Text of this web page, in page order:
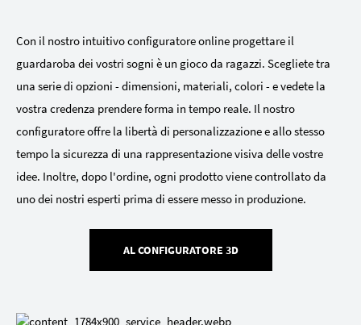
Con il nostro intuitivo configuratore online progettare il
guardaroba dei vostri sogni è un gioco da ragazzi. Scegliete tra
una serie di opzioni - dimensioni, materiali, colori - e vedete la
vostra credenza prendere forma in tempo reale. Il nostro
configuratore offre la libertà di personalizzazione e allo stesso
tempo la sicurezza di una rappresentazione visiva delle vostre
idee. Inoltre, dopo l'ordine, ogni prodotto viene controllato da
uno dei nostri esperti prima di essere messo in produzione.
AL CONFIGURATORE 3D